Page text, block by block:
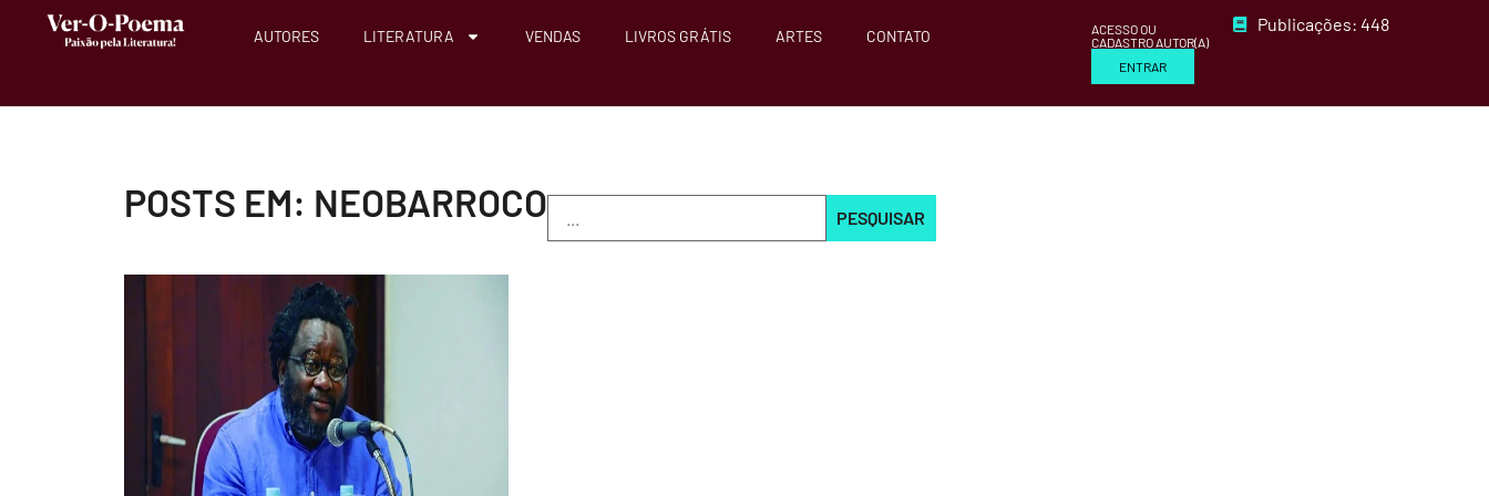
AUTORES LITERATURA VENDAS LIVROS GRÁTIS ARTES CONTATO
ACESSO OU
CADASTRO AUTOR(A)
ENTRAR
Publicações: 448
POSTS EM: NEOBARROCO PESQUISAR